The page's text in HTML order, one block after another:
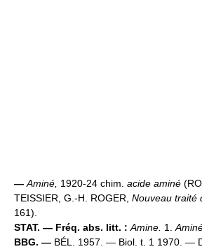
— Aminé, 1920-24 chim. acide aminé
TEISSIER, G.-H. ROGER, Nouveau traité
161).
STAT. — Fréq. abs. litt. : Amine. 1.
BBG. — BÉL. 1957. — Biol. t. 1 1970. —